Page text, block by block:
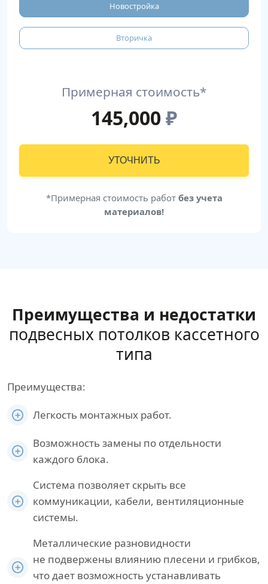
Новостройка
Вторичка
Примерная стоимость*
145,000₽
УТОЧНИТЬ
*Примерная стоимость работ без учета
материалов!
Преимущества и недостатки
подвесных потолков кассетного
типа
Преимущества:
Легкость монтажных работ.
Возможность замены по отдельности
каждого блока.
Система позволяет скрыть все
коммуникации, кабели, вентиляционные
системы.
Металлические разновидности
не подвержены влиянию плесени и грибков,
что дает возможность устанавливать